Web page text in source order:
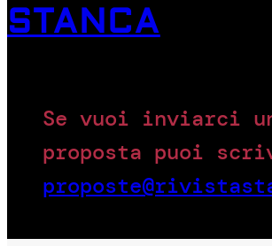
STANCA
Se vuoi inviarci
proposta puoi